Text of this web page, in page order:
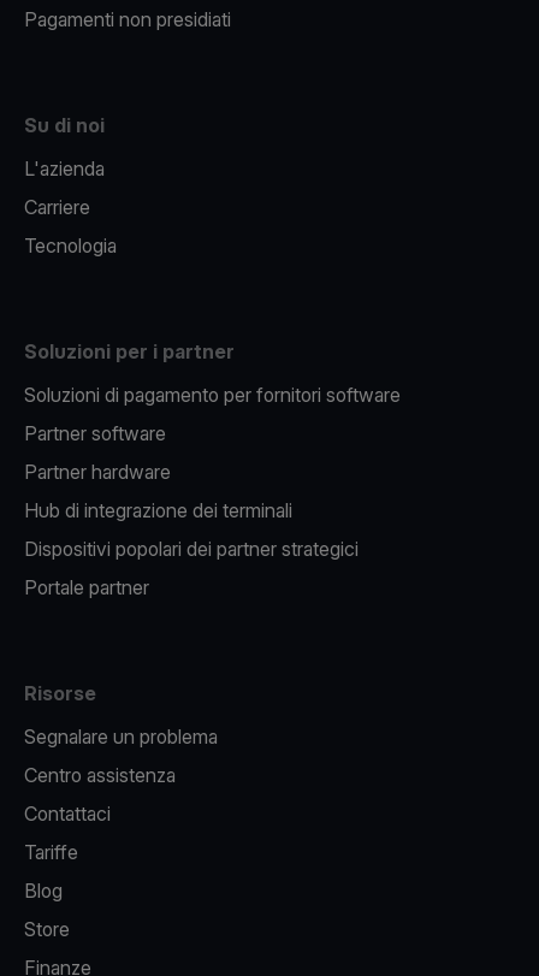
Pagamenti non presidiati
Su di noi
L'azienda
Carriere
Tecnologia
Soluzioni per i partner
Soluzioni di pagamento per fornitori software
Partner software
Partner hardware
Hub di integrazione dei terminali
Dispositivi popolari dei partner strategici
Portale partner
Risorse
Segnalare un problema
Centro assistenza
Contattaci
Tariffe
Blog
Store
Finanze